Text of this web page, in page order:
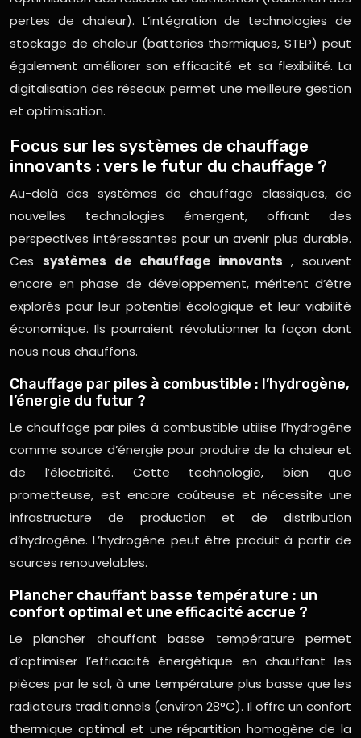
pertes de chaleur). L’intégration de technologies de
stockage de chaleur (batteries thermiques, STEP) peut
également améliorer son efficacité et sa flexibilité. La
digitalisation des réseaux permet une meilleure gestion
et optimisation.
Focus sur les systèmes de chauffage
innovants : vers le futur du chauffage ?
Au-delà des systèmes de chauffage classiques, de
nouvelles technologies émergent, offrant des
perspectives intéressantes pour un avenir plus durable.
Ces systèmes de chauffage innovants , souvent
encore en phase de développement, méritent d’être
explorés pour leur potentiel écologique et leur viabilité
économique. Ils pourraient révolutionner la façon dont
nous nous chauffons.
Chauffage par piles à combustible : l’hydrogène,
l’énergie du futur ?
Le chauffage par piles à combustible utilise l’hydrogène
comme source d’énergie pour produire de la chaleur et
de l’électricité. Cette technologie, bien que
prometteuse, est encore coûteuse et nécessite une
infrastructure de production et de distribution
d’hydrogène. L’hydrogène peut être produit à partir de
sources renouvelables.
Plancher chauffant basse température : un
confort optimal et une efficacité accrue ?
Le plancher chauffant basse température permet
d’optimiser l’efficacité énergétique en chauffant les
pièces par le sol, à une température plus basse que les
radiateurs traditionnels (environ 28°C). Il offre un confort
thermique optimal et une répartition homogène de la